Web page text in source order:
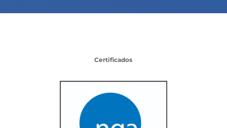
Certificados